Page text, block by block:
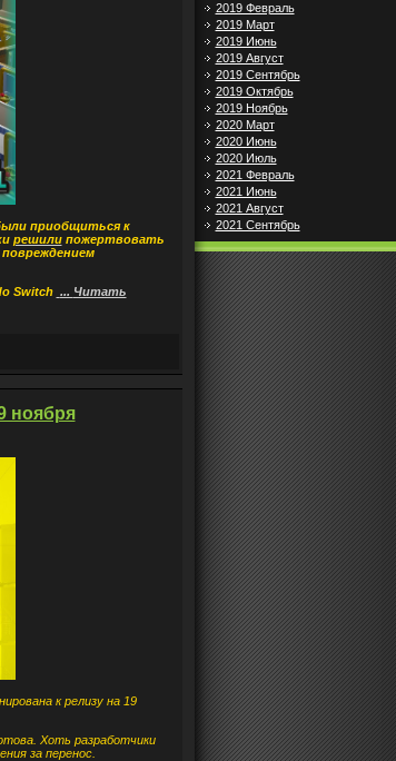
приобщиться к
решилипожертвовать
Switch ... Читать
ноября
к релизу на 19
Хоть разработчики
за перенос.
2019 Февраль
2019 Март
2019 Июнь
2019 Август
2019 Сентябрь
2019 Октябрь
2019 Ноябрь
2020 Март
2020 Июнь
2020 Июль
2021 Февраль
2021 Июнь
2021 Август
2021 Сентябрь